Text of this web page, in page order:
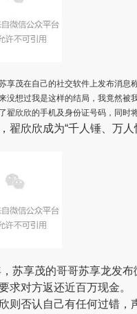
享茂在自己的社交软件上发布消息
没想过我是这样的结局，我竟然被
翟欣欣的手机及身份证号码，同时
翟欣欣成为“千人锤、万
苏享茂的哥哥苏享龙发
求对方返还近百万现金。
则否认自己有任何过错，